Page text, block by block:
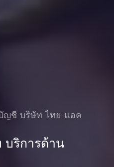
ญชี บริษัท ไทย แอค
บริการด้าน